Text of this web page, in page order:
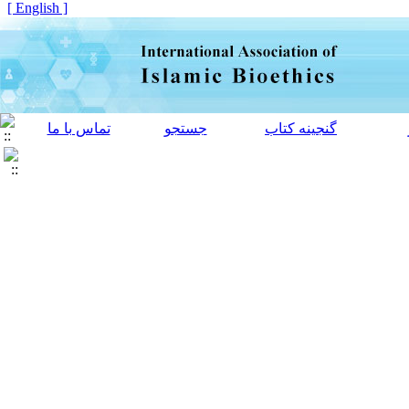
[ English ]
گنجینه کتاب جستجو تماس با ما